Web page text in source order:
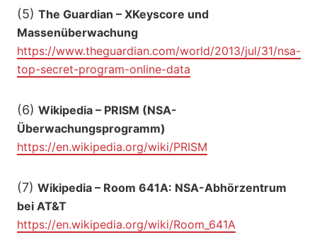
(5) The Guardian – XKeyscore und
Massenüberwachung
https://www.theguardian.com/world/2013/jul/31/nsa-
top-secret-program-online-data
(6) Wikipedia – PRISM (NSA-
Überwachungsprogramm)
https://en.wikipedia.org/wiki/PRISM
(7) Wikipedia – Room 641A: NSA-Abhörzentrum
bei AT&T
https://en.wikipedia.org/wiki/Room_641A